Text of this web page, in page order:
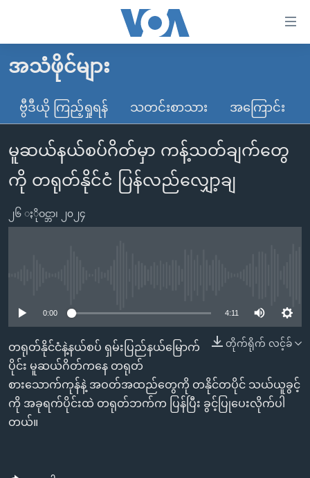
လွယ်ကူ
သည့်
များ
ပင်မ
သို့
စာမျက်နှာ
သို့
ကျော်
ကြည့်
ရန်
မူလစာမျက်နှာ
မြန်မာ
ကမ္ဘာ့သတင်းများ
နိုင်ငံတကာ
အမေရိကန်
အစ္စရေး-ပါလက်စတိုင်း
ဗွီဒီယို
သတင်းလွတ်လပ်ခွင့်
ရပ်ဝန်းတခု လမ်းတခု အလွန်
အင်္ဂလိပ်စာလေ့လာမယ်
ဗွီအိုအေ လူမှုကွန်ယက်များ
အသံဖိုင်များ
ဗွီဒီယို ကြည့်ရှုရန် သတင်းစာသား အကြောင်း
မူဆယ်နယ်စပ်ဂိတ်မှာ ကန့်သတ်ချက်တွေ
ကို တရုတ်နိုင်ငံ ပြန်လည်လျှော့ချ
၂၆ ႏိုဝင္ဘာ၊ ၂၀၂၄
0:00 4:11
တိုက်ရိုက် လင့်ခ်
တရုတ်နိုင်ငံနဲ့နယ်စပ် ရှမ်းပြည်နယ်မြောက်
ပိုင်း မူဆယ်ဂိတ်ကနေ တရုတ်
စားသောက်ကုန်နဲ့ အဝတ်အထည်တွေကို တနိုင်တပိုင် သယ်ယူခွင့်
ကို အခုရက်ပိုင်းထဲ တရုတ်ဘက်က ပြန်ပြီး ခွင့်ပြုပေးလိုက်ပါ
တယ်။